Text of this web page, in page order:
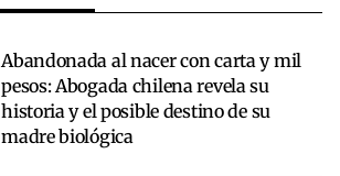
Abandonada al nacer con carta y mil
pesos: Abogada chilena revela su
historia y el posible destino de su
madre biológica